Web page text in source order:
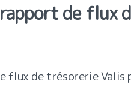
de flux
flux de trésorerie Valis